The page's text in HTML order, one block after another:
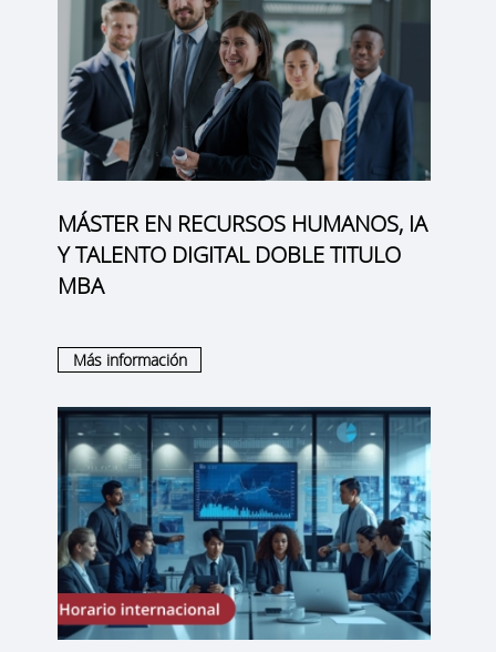
MÁSTER EN RECURSOS HUMANOS, IA
Y TALENTO DIGITAL DOBLE TITULO
MBA
Más información